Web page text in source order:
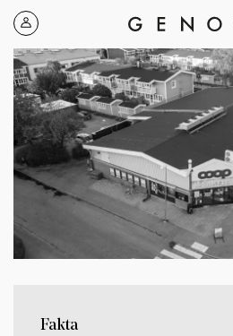
Genova
Property
Group
Fakta